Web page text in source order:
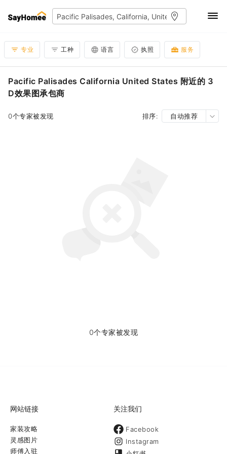
专业 工种 语言 执照 服务
Pacific Palisades California United States 附近的 3
D效果图承包商
0个专家被发现 排序: 自动推荐
0个专家被发现
网站链接
家装攻略
灵感图片
师傅入驻
关注我们
Facebook
Instagram